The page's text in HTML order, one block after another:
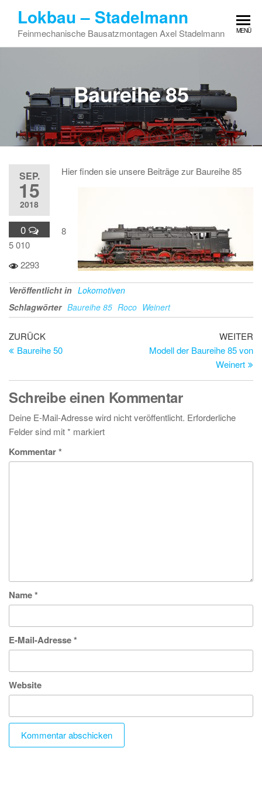
springen
Lokbau – Stadelmann
Feinmechanische Bausatzmontagen Axel Stadelmann MENÜ
Baureihe 85
SEP.
15
2018
0
Hier finden sie unsere Beiträge zur Baureihe 85
8
5 010
2293
Veröffentlicht in Lokomotiven
Schlagwörter Baureihe 85 Roco Weinert
Beitragsnavigation
Vorheriger
Beitrag
ZURÜCK
Baureihe 50
WEITER
Modell der Baureihe 85 von
Weinert
Schreibe einen Kommentar
Deine E-Mail-Adresse wird nicht veröffentlicht. Erforderliche
Felder sind mit* markiert
Kommentar*
Name*
E-Mail-Adresse*
Website